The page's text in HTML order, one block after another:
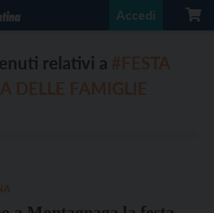
Accedi
relativi a